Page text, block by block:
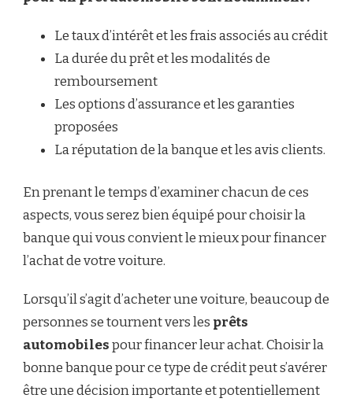
Le taux d’intérêt et les frais associés au crédit
La durée du prêt et les modalités de
remboursement
Les options d’assurance et les garanties
proposées
La réputation de la banque et les avis clients.
En prenant le temps d’examiner chacun de ces
aspects, vous serez bien équipé pour choisir la
banque qui vous convient le mieux pour financer
l’achat de votre voiture.
Lorsqu’il s’agit d’acheter une voiture, beaucoup de
personnes se tournent vers les prêts
automobilespour financer leur achat. Choisir la
bonne banque pour ce type de crédit peut s’avérer
être une décision importante et potentiellement